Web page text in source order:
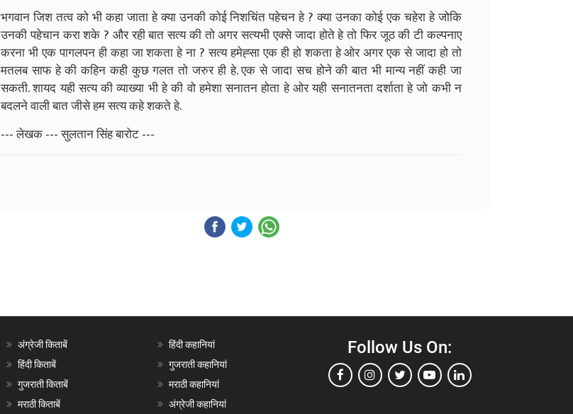
भगवान जिश तत्व को भी कहा जाता हे क्या उनकी कोई निशचिंत पहेचन हे ? क्या उनका कोई एक चहेरा हे जोकि
उनकी पहेचान करा शके ? और रही बात सत्य की तो अगर सत्यभी एक्से जादा होते हे तो फिर जूठ की टी कल्पनाए
करना भी एक पागलपन ही कहा जा शकता हे ना ? सत्य हमेह्सा एक ही हो शकता हे ओर अगर एक से जादा हो तो
मतलब साफ हे की कहिन कही कुछ गलत तो जरुर ही हे. एक से जादा सच होने की बात भी मान्य नहीं कही जा
सकती. शायद यही सत्य की व्याख्या भी हे की वो हमेशा सनातन होता हे ओर यही सनातनता दर्शाता हे जो कभी न
बदलने वाली बात जीसे हम सत्य कहे शकते हे.
--- लेखक --- सुलतान सिंह बारोट ---
अंग्रेजी किताबें
हिंदी किताबें
गुजराती किताबें
मराठी किताबें
हिंदी कहानियां
गुजराती कहानियां
मराठी कहानियां
अंग्रेजी कहानियां
Follow Us On: